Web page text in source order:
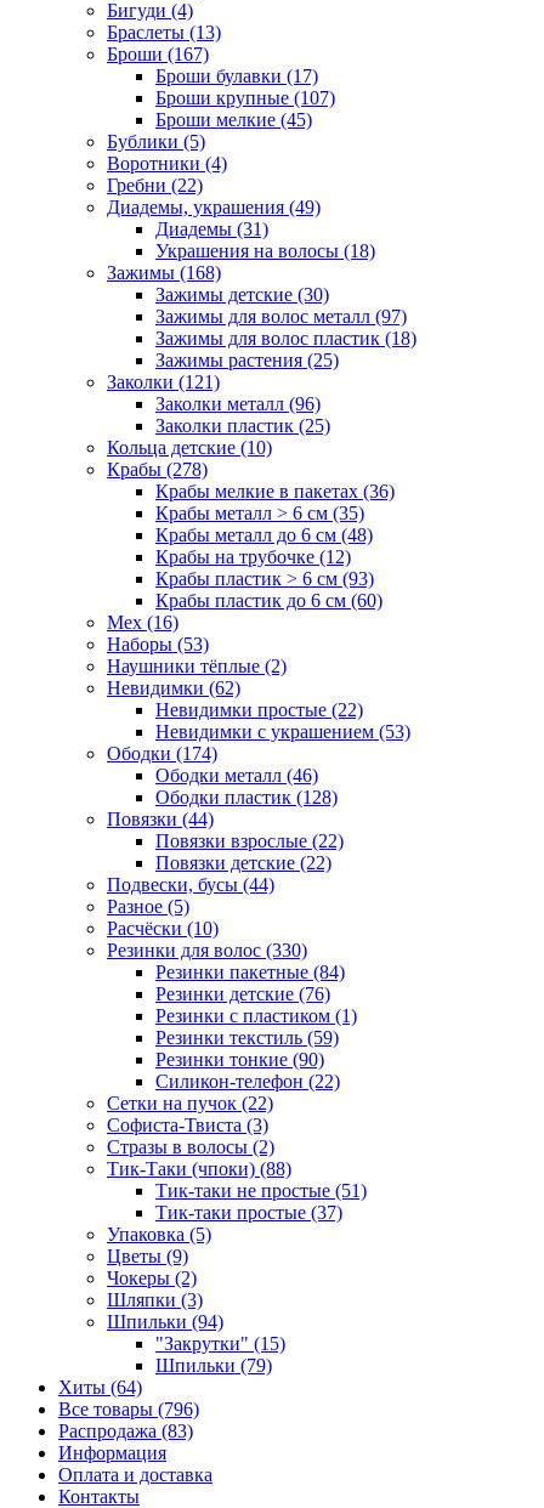
Бигуди (4)
Браслеты (13)
Броши (167)
Броши булавки (17)
Броши крупные (107)
Броши мелкие (45)
Бублики (5)
Воротники (4)
Гребни (22)
Диадемы, украшения (49)
Диадемы (31)
Украшения на волосы (18)
Зажимы (168)
Зажимы детские (30)
Зажимы для волос металл (97)
Зажимы для волос пластик (18)
Зажимы растения (25)
Заколки (121)
Заколки металл (96)
Заколки пластик (25)
Кольца детские (10)
Крабы (278)
Крабы мелкие в пакетах (36)
Крабы металл > 6 см (35)
Крабы металл до 6 см (48)
Крабы на трубочке (12)
Крабы пластик > 6 см (93)
Крабы пластик до 6 см (60)
Мех (16)
Наборы (53)
Наушники тёплые (2)
Невидимки (62)
Невидимки простые (22)
Невидимки с украшением (53)
Ободки (174)
Ободки металл (46)
Ободки пластик (128)
Повязки (44)
Повязки взрослые (22)
Повязки детские (22)
Подвески, бусы (44)
Разное (5)
Расчёски (10)
Резинки для волос (330)
Резинки пакетные (84)
Резинки детские (76)
Резинки с пластиком (1)
Резинки текстиль (59)
Резинки тонкие (90)
Силикон-телефон (22)
Сетки на пучок (22)
Софиста-Твиста (3)
Стразы в волосы (2)
Тик-Таки (чпоки) (88)
Тик-таки не простые (51)
Тик-таки простые (37)
Упаковка (5)
Цветы (9)
Чокеры (2)
Шляпки (3)
Шпильки (94)
"Закрутки" (15)
Шпильки (79)
Хиты (64)
Все товары (796)
Распродажа (83)
Информация
Оплата и доставка
Контакты